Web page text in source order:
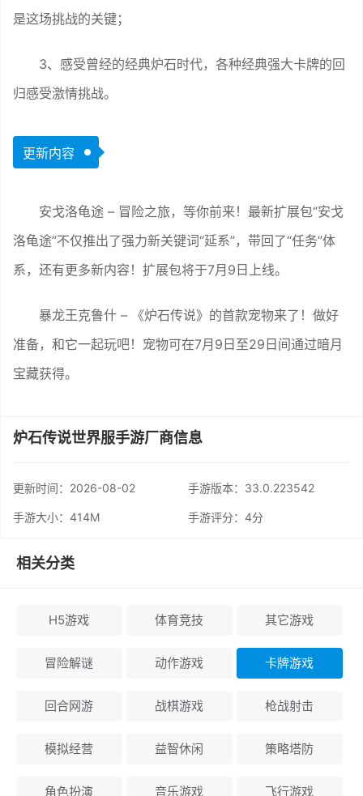
是这场挑战的关键；
3、感受曾经的经典炉石时代，各种经典强大卡牌的回
归感受激情挑战。
更新内容
安戈洛龟途 – 冒险之旅，等你前来！最新扩展包“安戈
洛龟途”不仅推出了强力新关键词“延系”，带回了“任务”体
系，还有更多新内容！扩展包将于7月9日上线。
暴龙王克鲁什 – 《炉石传说》的首款宠物来了！做好
准备，和它一起玩吧！宠物可在7月9日至29日间通过暗月
宝藏获得。
炉石传说世界服手游厂商信息
更新时间： 2026-08-02 手游版本：33.0.223542
手游大小：414M 手游评分： 4分
相关分类
H5游戏 体育竞技 其它游戏
冒险解谜 动作游戏 卡牌游戏
回合网游 战棋游戏 枪战射击
模拟经营 益智休闲 策略塔防
角色扮演 音乐游戏 飞行游戏